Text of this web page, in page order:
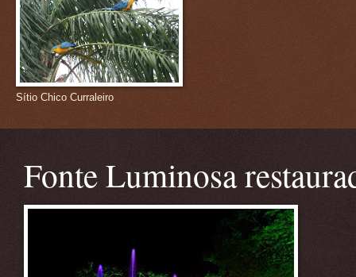
Sítio Chico Curraleiro
Fonte Luminosa